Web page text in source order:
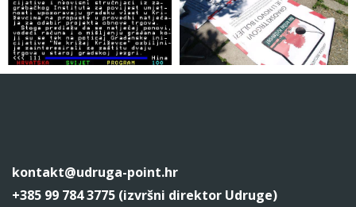
kontakt@udruga-point.hr
+385 99 784 3775 (izvršni direktor Udruge)